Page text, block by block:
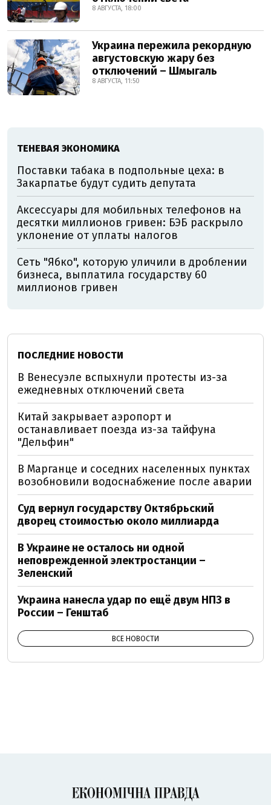
8 АВГУСТА, 18:00
Украина пережила рекордную
августовскую жару без
отключений – Шмыгаль
8 АВГУСТА, 11:50
ТЕНЕВАЯ ЭКОНОМИКА
Поставки табака в подпольные цеха: в
Закарпатье будут судить депутата
Аксессуары для мобильных телефонов на
десятки миллионов гривен: БЭБ раскрыло
уклонение от уплаты налогов
Сеть "Ябко", которую уличили в дроблении
бизнеса, выплатила государству 60
миллионов гривен
ПОСЛЕДНИЕ НОВОСТИ
В Венесуэле вспыхнули протесты из-за
ежедневных отключений света
Китай закрывает аэропорт и
останавливает поезда из-за тайфуна
"Дельфин"
В Марганце и соседних населенных пунктах
возобновили водоснабжение после аварии
Суд вернул государству Октябрьский
дворец стоимостью около миллиарда
В Украине не осталось ни одной
неповрежденной электростанции –
Зеленский
Украина нанесла удар по ещё двум НПЗ в
России – Генштаб
ВСЕ НОВОСТИ